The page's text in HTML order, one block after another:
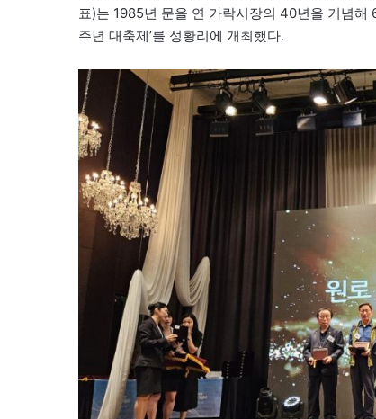
표)는 1985년 문을 연 가락시장의 40년을 기념
주년 대축제’를 성황리에 개최했다.